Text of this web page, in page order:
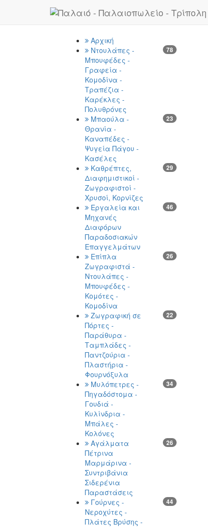
Previous
Κατηγορίες
Αρχική
Ντουλάπες -
Μπουφέδες -
Γραφεία -
Κομοδίνα -
Τραπέζια -
Καρέκλες -
Πολυθρόνες
78
Μπαούλα -
Θρανία -
Καναπέδες -
Ψυγεία Πάγου -
Κασέλες
23
Καθρέπτες,
Διαφημιστικοί -
Ζωγραφιστοί -
Χρυσοί, Κορνίζες
29
Εργαλεία και
Μηχανές
Διαφόρων
Παραδοσιακών
Επαγγελμάτων
46
Επίπλα
Ζωγραφιστά -
Ντουλάπες -
Μπουφέδες -
Κομότες -
Κομοδίνα
26
Ζωγραφική σε
Πόρτες -
Παράθυρα -
Ταμπλάδες -
Παντζούρια -
Πλαστήρια -
Φουρνόξυλα
22
Μυλόπετρες -
Πηγαδόστομα -
Γουδιά -
Κυλίνδρια -
Μπάλες -
Κολόνες
34
Αγάλματα
Πέτρινα
Μαρμάρινα -
Συντριβάνια
Σιδερένια
Παραστάσεις
26
Γούρνες -
Νεροχύτες -
Πλάτες Βρύσης -
44